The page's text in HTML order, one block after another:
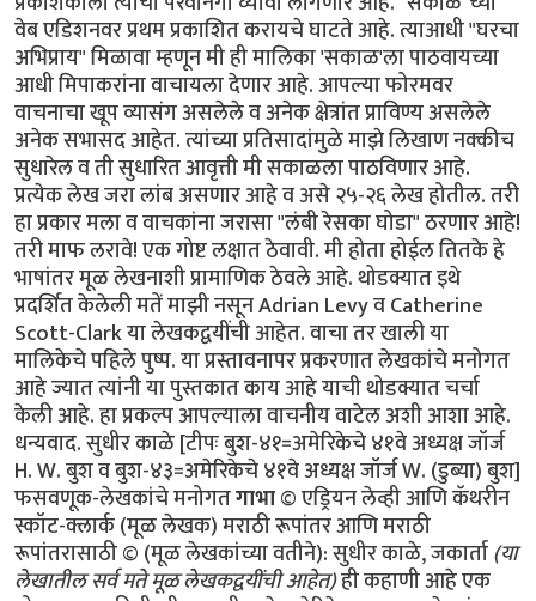
वेब एडिशनवर प्रथम प्रकाशित करायचे घाटते आहे. त्याआधी "घरचा
अभिप्राय" मिळावा म्हणून मी ही मालिका 'सकाळ'ला पाठवायच्या
आधी मिपाकरांना वाचायला देणार आहे. आपल्या फोरमवर
वाचनाचा खूप व्यासंग असलेले व अनेक क्षेत्रांत प्राविण्य असलेले
अनेक सभासद आहेत. त्यांच्या प्रतिसादांमुळे माझे लिखाण नक्कीच
सुधारेल व ती सुधारित आवृत्ती मी सकाळला पाठविणार आहे.
प्रत्येक लेख जरा लांब असणार आहे व असे २५-२६ लेख होतील. तरी
हा प्रकार मला व वाचकांना जरासा "लंबी रेसका घोडा" ठरणार आहे!
तरी माफ लरावे! एक गोष्ट लक्षात ठेवावी. मी होता होईल तितके हे
भाषांतर मूळ लेखनाशी प्रामाणिक ठेवले आहे. थोडक्यात इथे
प्रदर्शित केलेली मतें माझी नसून Adrian Levy व Catherine
Scott-Clark या लेखकद्वयींची आहेत. वाचा तर खाली या
मालिकेचे पहिले पुष्प. या प्रस्तावनापर प्रकरणात लेखकांचे मनोगत
आहे ज्यात त्यांनी या पुस्तकात काय आहे याची थोडक्यात चर्चा
केली आहे. हा प्रकल्प आपल्याला वाचनीय वाटेल अशी आशा आहे.
धन्यवाद. सुधीर काळे [टीपः बुश-४१=अमेरिकेचे ४१वे अध्यक्ष जॉर्ज
H. W. बुश व बुश-४३=अमेरिकेचे ४१वे अध्यक्ष जॉर्ज W. (डुब्या) बुश]
फसवणूक-लेखकांचे मनोगतगाभा© एड्रियन लेव्ही आणि कॅथरीन
स्कॉट-क्लार्क (मूळ लेखक) मराठी रूपांतर आणि मराठी
रूपांतरासाठी © (मूळ लेखकांच्या वतीने): सुधीर काळे, जकार्ता(या
लेखातील सर्व मते मूळ लेखकद्वयींची आहेत)ही कहाणी आहे एक घोर फसवणूकीची. ही कहाणी आहे अमेरिकेच्या सरकारने त्यांच्याच निर्वाचित (अमेरिकन) लोकप्रतिनिधींची (व सार्‍या जगाचीच) कशी घोर फसवणूक केली त्याची, ज्या कृत्यांचे गंभीर परिणाम कदाचित कांहीं पिढ्यांनतर आपल्याला कळू लागतील. ही कहाणी आहे अमेरिकन नेत्यांच्या नैतिक अध:पाताची, त्यांच्या कवडीमोलाच्या तारतम्यबुद्धीची, अपुर्‍या पर्यवेक्षणाची, त्यांच्याभोवतीच्या सतत बदलणार्‍या जागतिक स्थितीबद्दलच्या माहितीची निष्काळजीपणाने व आळशीपणाने केलेल्या विश्लेषणांची/पृथक्करणांची! या चुकांचा गंभीर परिणाम होणार आहे आपल्या भोवतालचे जग आणखी अस्थिर होण्यात! या चुका करून अमेरिकन व पश्चिम युरोपियन नेतृत्वाने जागतिक धर्मयुद्ध पुकारणार्‍या शक्तींच्या हातात जणू एक नवे कोलीतच दिले आहे. याची सर्वप्रथम प्रचीती आली ४ फेब्रूवारी २००४ रोजी! या दिवशी पाकिस्तानचे सर्वात आदरणीय व गौरवप्राप्त शास्त्रज्ञ डॉ. अब्दुल कादीर खान पाकिस्तान चित्रवाणीच्या पडद्यावर सार्‍या पाकिस्तानी जनतेला दिसले. डॉ. खान हे नेहमीच रहस्याच्या पडद्याआड असत कारण ते तीस वर्षाहून जास्त काळ पाकिस्तानच्या अण्वस्त्रनिर्मितीच्या "गुपचुप" कार्यक्रमात गुंतलेले होते. उर्दू भाषेतली त्यांची भाषणे सर्वसाधारणपणे सार्‍या पाकिस्तानी जनतेला समजत व ती सारे लोक त्यांच्या प्रत्येक शब्दाकडे लक्ष देऊन ऐकतही. पण आज पाकिस्तानी सरकारने जाहीर केले होते कीं ते त्यांच्या चुकांची कबूली देणार आहेत. कदाचित त्यामुळे असेल. पण आज त्यांचे भाषण त्यांच्या देशबांधवांना सहज समजणार्‍या उर्दू भाषेत न होता सार्‍या जगाला समजणार्‍या इंग्रजी भाषेत झाले. "माझ्या प्रिय बंधू-भगिनींनो" अशी सुरुवात करून त्यांनी स्वत:च्या अनधिकृत अण्वस्त्रप्रसाराबद्दलच्या हालचालींची माहिती दिल्यावर समारोप करतांना ते म्हणाले "अल्ला पाकिस्तानला सुरक्षित ठेवो, पाकिस्तान अमर असो"! त्यांचे भाषण संपताक्षणी पाकिस्तानी लष्कराने डॉ खान यांनी प्रे. बुश ज्यांना "अनिष्ट राष्ट्रांचा अक्ष" म्हणत (Axis of Evil) त्या उत्तर कोरिया, इराण व लिबिया या अशा गिर्‍हाइकांसाठी एकट्याने हा अण्वस्त्रप्रसाराचा काळा बाजार कसा चालवला होता याची माहिती दिली. या घटनेनंतर पाकिस्तानला अण्वस्त्रें बनवायला सहाय्य करून अमेरिकेने सार्‍या जगाची कशी फसवणूक केली हे पहिल्यांदाच जगाच्या निदर्शनाला आले. अण्वस्त्रप्रसाराबद्दल कुप्रसिद्ध असलेल्या व "टायफॉइड मेरी" या (अपमानास्पद) टोपणनावाने ओळखल्या जाणार्‍या डॉ खाननी अशी कबूली का दिली याबाबत सार्‍या जगात तावातावाने तर्क-कुतर्क सुरू झाले. कुणाला वाटले की त्यांच्या राजकीय किंवा धार्मिक श्रद्धांमुळे दिली, कुणाला वाटले की स्वत:ची इभ्रत वाढविण्यासाठी व स्थान बळकट करण्यासाठी? कुणा बदमाष राजवटीसाठी? अफगाणिस्तानमधील जिहाद्यांसाठी? ओसामा बिन लादेनसाठी? कीं युरोप-अमेरिकेत अणूबॉम्ब उडवू पहाणार्‍या अतिरेक्यांच्या टोळ्यांसाठी? अनेक वृत्तपत्रांत आलेल्या अग्रलेखांत कुणाच्या फायद्यासाठी त्यांनी हा कबूलीजबाब दिला असावा याबाबतही तर्‍हेतर्‍हेच्या अटकळी प्रसिद्ध झाल्या. प्रेसिडेंट जॉर्ज बुश यांनीही या फसवणुकीला जणू संमतीच दिली. कांहीं दिवसांनंतर ते म्हणाले, "खान यांनी त्यांचे सारे गुन्हे मान्य केले आहेत आणि त्यांचे या गुन्ह्यातील सहकारी आता या धंद्यातून बाहेर फेकले गेले आहेत. खान व त्यांचे छोटे टोळके अतीशय धक्कादायक गुन्ह्यांबद्दल दोषी आहेत. पण त्यांच्यावर खटला घालायची गरज दिसत नाहीं. बुश पुढे म्हणाले, "प्रेसिडेंट मुशर्रफ यांनी मला आश्वासन दिले आहे कीं ते खान यांच्या जालाबद्दलची (network) सर्व माहिती अमेरिकन सरकारला देतील व तो देश (पाकिस्तान) अशा अण्वस्त्रप्रसाराच्या मुळाशी असू दिला जाणार नाहीं." पाकिस्तान सरकारचे या घटनेवर इतके पूर्ण नियंत्रण आहे कीं खान व त्यांच्या सहकारी शास्त्रज्ञांना अमेरिकेत खटला घालण्यासाठी अमेरिकेच्या किंवा इतर पाश्चात्य राष्ट्रांच्या स्वाधीन करण्याची गरज नाहीं. सत्य परिस्थिती तर अशी होती कीं खान यांची कबूली एक दिशाभूल करण्यासाठी दिलेली कॢप्तीच होती. अण्वस्त्रांची काळी बाजारपेठ खान यांच्या नियंत्रणाखाली चालली तर होतीच, पण जाहीर व खासगी वक्तव्यात फरक असा होता कीं अशा तर्‍हेचा काळा बाजार एका व्यक्तीचे काम नव्हते तर हे काम एका राष्ट्राच्या (पाकिस्तानच्या) परराष्ट्रनीतीचा भाग होता व त्याचे पर्यवेक्षण पाकिस्तानी लष्करी अधिकार्‍यांची टोळी करत होती. वर हे राष्ट्र अमेरिकेच्या अतिरेक्यांविरुद्धच्या लढाईतील एक महत्वाचे दोस्त राष्ट्र म्हणून दुटप्पीपणे मिरवत होते. तीसेक वर्षें लागोपाठ सत्तेवर आलेल्या अमेरिकन सरकारांनी, मग ती रिपब्लिकन पक्षाची असोत किंवा डेमोक्रॅटिक पक्षाची असोत, तसेच इंग्लंड व इतर पाश्चात्य युरोपियन राष्ट्रांनी पाकिस्तानला अतीशय मर्यादित प्रसारण असलेले व निषिद्ध असे अण्वस्त्रांबद्दलचे तंत्रज्ञान मिळवू दिले होते. एका अनर्थपूर्ण युगात पाकिस्तानने हे निषिद्ध तंत्रज्ञान कसे अनिष्ट राष्ट्रांना विकण्यात पुढाकार घेतला ही माहिती महत्वाची सरकारी साधने चुकीच्या दिशेने वापरून व आधीचे नियम रद्दबातल करून सर्वांपासून लपवून ठेवली. गुप्त माहिती मिळवण्याच्या क्रियेचीही धार बोथट करण्यात आली आणि परराष्ट्रखाते व संरक्षणखाते यासारख्या सरकारी खात्यांना जणू वेढून राष्ट्राध्यक्षांच्या तत्वांना पाठिंबा देण्यास, प्रतिनिधीसभेला डावलण्यास व देशाचे कायदे मोडण्यास भाग पाडण्यात आले होते. अमेरिकेच्या परराष्ट्रखात्याचा प्रवक्ता रिचर्ड बाऊचर याने डॉ खान प्रकरण म्हणजे पाकिस्तानी हुकूमशहा/राष्ट्राध्यक्ष मुशर्रफ यांच्या कसोटीचा क्षण असे वर्णन केले आहे. खान हे सर्व देशाचा मानबिंदू होते व त्यांचे नाव काढताच पाकिस्तानी नागरिकांची छाती गर्वाने फुगायची. पाकिस्तानला शिवणाच्या धारदार सुयासुद्धा बनवता येत नाहींत अशी मल्लीनाथी करणार्‍या डॉ खान यांनी अतीशय आधुनिक तंत्रज्ञानाचा वापर करून भारताच्या कुठल्याही शहरावर हल्ला करू शकणारी अण्वस्त्रे मोठ्या प्रमाणावर बनविण्याची एक "असेंब्ली लाईन" उभी केली व त्यांना पाकिस्तानी जनतेनेच "अणूबॉम्बचे पिताश्री" हा जणू एक किताबच दिला. फारच थोड्या लोकांना हे माहीत आहे की डॉ खान हे या अण्वस्त्र-उत्पादनाच्या प्रकल्पात अपघातानेच शिरले. पाकिस्तानात योग्यशी नोकरी न मिळाल्यामुळे ते चिडून उच्च शिक्षणासाठी युरोपला गेले व एका विश्वविद्यालयात प्रवेश मिळविण्याच्या रांगेत उभे असताना ’हेनी’ नावाच्या एका डच मुलीच्या प्रेमात पडले व तिच्याशी विवाहबद्ध झाले. एका गोर्‍या बाईचे पति म्हणून त्यांना एरवी मिळाली नसती अशी अतीशय संवेदनशील अशा गोपनीय क्षेत्रात भाषांतरकाराची नोकरी मिळाली व अण्वस्त्रांबद्दलची अतीशय गुप्त अशी माहिती त्यांच्या नजरेखालून जाऊ लागली. त्याचे महत्व समजल्यामुळे त्यांनी ती सर्व कागदपत्रे व ड्रॉइंग्ज चोरली व त्या कागदपत्रांनी भरलेले तीन पेटारे घेऊन ते पाकिस्तानात परत आले. जुल्फिकार अली भुत्तो यांच्या प्रोत्साहनाने ते अणूबॉम्ब बनवायच्या प्रोजेक्टचे प्रमुख झाले व मग त्या क्षेत्रात त्यांची व पाकिस्तानची प्रगती सुरू झाली. त्यानंतर पुढच्या वर्षापासून पाकिस्तानी अधिकारी व पाकिस्तानी दलाल/एजंट यांनी युरोप व उत्तर अमेरिकेत त्यांना हव्या असलेल्या यंत्रसामुग्री व इतर वस्तूंची जोरदार खरेदी सुरू केली. डॉ. खान हे सूत्रधाराचे व वेगवेगळ्या गटांमधील समन्वय ठेवण्याचे काम पहात होते व पश्चिम युरोपीमधील गुपचुपपणे अणूबॉम्ब बनविण्याचा कार्यक्रम राबवणार्‍या कंपन्यांतील वैज्ञानिक, कारखानदार, इंजिनियर व धातुशास्त्रज्ञ यांच्याबरोबरील मैत्री आणखी जवळची करून व त्यांच्याशी वागताना अतीशय गोडीगुलाबीचा वापर करून व त्यांच्यावर आपल्या गोड बोलण्याने एक तर्‍हेची छाप किंवा मोहिनी टाकून अशी सामग्री मिळवण्याच्या वाटेतील अडचणी दूर करत होते. जेंव्हा १९७७ साली भुत्तोंची पंतप्रधानपदावरून उचलबांगडी झाली, तेंव्हा हा अणूप्रकल्प नवे हुकूमशहा ज. झिया उल हक यांच्या अखत्यारीतील सैनिकी विभागाकडे जावा अशी अमेरिकन गुप्तचर संघटना सी.आय.ए.ची इच्छा होती. त्यामुळे खान यांचे जगभरच्या खरेदीमध्ये गुंतलेले गट पाकिस्तानी लष्करशहा व पाकिस्तानी गुप्तचर संघटना आय. एस. आय. यांच्या हुकुमाखाली आले. (म्हणजेच अमेरिकन गुप्तचर संघटना सी.आय.ए.ला या अणूबॉम्ब प्रकल्पाची कल्पना १९७७ पासून होती) पण तसे असले तरी पाकिस्तानच्या अणूबॉम्ब प्रकल्पाबद्दल जास्त माहिती असणे हे तोट्याचे ठरू लागले. जिमी कार्टर हे १९७७ सालची राष्ट्रपतीपदाची निवडणूक जिंकून अधिकारावर आले तेंव्हा जगातली अण्वस्त्रें कमी करायची हे ध्येय समोर ठेवूनच ते अधिकारावर आले होते. पण त्यांचे राष्ट्रीय सुऱक्षा सल्लागार बिन्यू ब्रेझिंस्की (Zbigniew Brzezinski) यांनी त्यांना त्यांची दिशा बदलायचा सल्ला दिला. पाकिस्तान हे राष्ट्र साम्यवादाविरुद्धच्या लढाईतील एक धक्काप्रतिबंधक (buffer) म्हणून उपयुक्त राष्ट्र असल्याचा कार्टर यांना सल्ला देण्यात आला व पाकिस्तानला या कामात राजी-खुषी सामील करून घेण्यासाठी त्या राष्ट्राचे मन वळविण्याचाही त्यांना सल्ला दिला. झियाच्या मनसुब्याला छुपा पाठिंबा देऊन मग त्याच्या मोबदल्यात अण्वस्त्रे बनवायची ही योजना होती! पाकिस्तानने जर रशियाचा प्रतिकार केला तर त्यांच्या अण्वस्त्रें बनविण्याच्या प्रकल्पाकडे अमेरिका दुर्ल़क्ष करेल असेही ज. झियांना सांगण्यात आले. १९८० साली कार्टर यांच्या जागी रेगन आले व त्यांनी कार्टर यांच्या अण्वस्त्रप्रसारबंदीच्या कार्यक्रमाला केरात काढले. राष्ट्रीय सुरक्षा समिती व सल्लागार यांचेही अवमूल्यन करण्यात आले व विल्यम केसी यांच्या नेतृत्वाखाली सी.आय.ए. ही संघटना सर्वेसर्वा झाली आणि गुप्तहेरखाते एक माहितीचे साधनच न रहाता ते एक प्रे. रेगन यांच्या धोरणाच्या समर्थनार्थ वापरायचे एक हत्यार बनले. त्यापाठोपाठ अमेरिकन अधिकारी पैसे घेऊन इस्लामाबादला पोचले व बरोबर हाही निरोप घेऊन आले कीं अमेरिका पाकिस्तानच्या वाढत्या अण्वस्त्रें बनविण्याच्या प्रकल्पाकडे काणाडोळा करेल. पण पुढे जसजसे पाकिस्तानच्या अण्वस्त्रनिर्मितीच्या प्रकल्पाचे रोपटे भराभर वाढू लागले तसतसे तो प्रकल्प गुप्त ठेवणे अवघड जाऊ लागले. प्रे. रेगन यांनी आशावादावर आधारित आक्रमकपणे तह/करार करण्याचा पायंडा मरगळलेल्या वॉशिंग्टनला आणला, पण उपयुक्ततेच्या व सोयीच्या तत्वावर जे परराष्ट्र धोरण सुरू केले गेले त्याचे रूपांतर झपाट्याने एका षड्यंत्रात झाले ज्यात अमेरिकेचे परराष्ट्रखातेही सामील झाले व पाकिस्तानच्या अण्वस्त्र-प्रकल्पाबद्दलच्या गुप्त बातम्यावर जे विरोध करतील त्यांच्या कामात अडथळेही आणू लागले. या सावळ्या गोंधळात पाकिस्तानने १९८३ साली स्फोटकें न वापरता केलेली अण्वस्त्रांची चांचणी (cold-testing), एवढेच नव्हे तर स्फोटकांसह चीनच्या मदतीने १९८४ साली केलेली चांचणीही (hot-testing) गुप्त ठेवण्यात अमेरिकेला यश मिळाले. पाकिस्तान व चीन या देशांमधील अण्वस्त्र-संबंधांना खोल गाडून टाकण्यातही रेगनच्या अधिकार्‍यांना यश मिळाले. यात चीनकडून मिळालेली बॉम्बची ड्रॉइंग्स, रेडियो आयसोटोप्स व इतर "हवी ती व हवी तितकी" तांत्रिक मदत यांचाही समावेश होता. याच्या मोबदल्यात चिनी आण्विक ऊर्जा कंत्राटदारांकडून अमेरिकन कंपन्यांनी कोट्यानुकोटी डॉलर्सची कंत्राटे मिळविली. जेंव्हा प्रे. रेगन यांची कारकीर्द १९८९ साली संपली तेंव्हा पाकिस्तानकडे चांचणी केलेली व वापरता येण्याजोगी अण्वस्त्रे होती. व या अस्त्रांच्या निर्मितीचा बहुतांश खर्च अमेरिकेकडून ’मदत’ म्हणून मिळालेल्या पैशातूनच झाला होता कारण ’मदत’ म्हणून मिळालेल्या पुंजीतले अब्जावधी डॉलर्स पाकिस्तानच्या लष्करशहांनी या कामाकडे वळविले होते. अमेरिकेच्या पेंटॅगॉनमधील अधिकारी पाकिस्तानचे रक्षक/वॉचमन ठरले. त्यांनी गुप्तहेरखात्यांचे अहवाल आपल्याला हवे तसे पुन्हा लिहिवले ज्यात पाकिस्तानच्या या अण्वस्त्रक्षमतेबद्दल जाणून-बुजून आहे त्यापेक्षा कमी आहे असे दाखविले गेले. तेही अशा वेळी कीं इस्लामाबाद व दिल्ली यांच्यातला संघर्ष अगदी निकरावर आला होत